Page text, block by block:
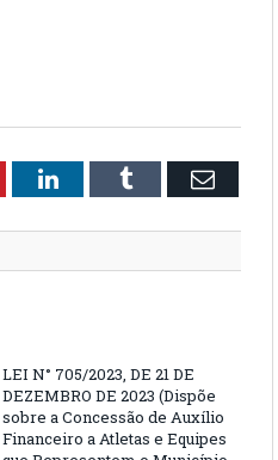
LinkedInTumblr Email
LEI N° 705/2023, DE 21 DE
DEZEMBRO DE 2023 (Dispõe
sobre a Concessão de Auxílio
Financeiro a Atletas e Equipes